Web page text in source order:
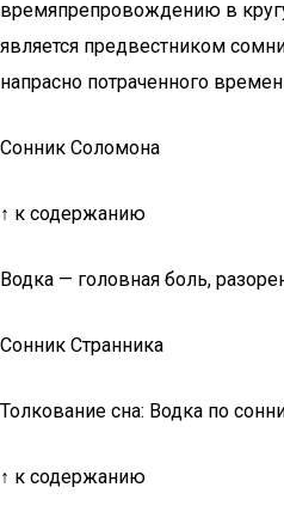
времяпрепровождению в
является предвестником
напрасно потраченного
Сонник Соломона
↑ к содержанию
Водка — головная боль,
Сонник Странника
Толкование сна: Водка по
↑ к содержанию